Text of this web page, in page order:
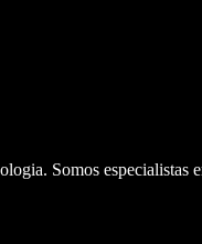
Somos especialistas